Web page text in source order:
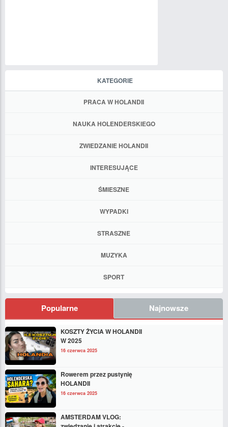
KATEGORIE
PRACA W HOLANDII
NAUKA HOLENDERSKIEGO
ZWIEDZANIE HOLANDII
INTERESUJĄCE
ŚMIESZNE
WYPADKI
STRASZNE
MUZYKA
SPORT
Popularne Najnowsze
KOSZTY ŻYCIA W HOLANDII
W 2025
16 czerwca 2025
Rowerem przez pustynię
HOLANDII
16 czerwca 2025
AMSTERDAM VLOG: